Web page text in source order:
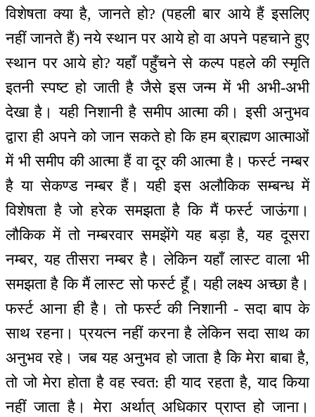
विशेषता क्या है, जानते हो? (पहली बार आये हैं इसलिए
नहीं जानते हैं) नये स्थान पर आये हो वा अपने पहचाने हुए
स्थान पर आये हो? यहाँ पहुँचने से कल्प पहले की स्मृति
इतनी स्पष्ट हो जाती है जैसे इस जन्म में भी अभी-अभी
देखा है। यही निशानी है समीप आत्मा की। इसी अनुभव
द्वारा ही अपने को जान सकते हो कि हम ब्राह्मण आत्माओं
में भी समीप की आत्मा हैं वा दूर की आत्मा है। फर्स्ट नम्बर
है या सेकण्ड नम्बर हैं। यही इस अलौकिक सम्बन्ध में
विशेषता है जो हरेक समझता है कि मैं फर्स्ट जाऊंगा।
लौकिक में तो नम्बरवार समझेंगे यह बड़ा है, यह दूसरा
नम्बर, यह तीसरा नम्बर है। लेकिन यहाँ लास्ट वाला भी
समझता है कि मैं लास्ट सो फर्स्ट हूँ। यही लक्ष्य अच्छा है।
फर्स्ट आना ही है। तो फर्स्ट की निशानी - सदा बाप के
साथ रहना। प्रयत्न नहीं करना है लेकिन सदा साथ का
अनुभव रहे। जब यह अनुभव हो जाता है कि मेरा बाबा है,
तो जो मेरा होता है वह स्वत: ही याद रहता है, याद किया
नहीं जाता है। मेरा अर्थात् अधिकार प्राप्त हो जाना।